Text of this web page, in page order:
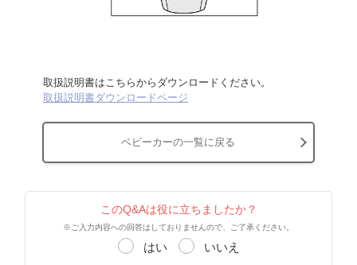
取扱説明書はこちらからダウンロードください。
取扱説明書ダウンロードページ
ベビーカーの一覧に戻る
このQ&Aは役に立ちましたか？
※ご入力内容への回答はしておりませんので、ご了承ください。
はい いいえ